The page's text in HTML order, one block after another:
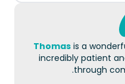
Thomasis a
incredibly patient
through